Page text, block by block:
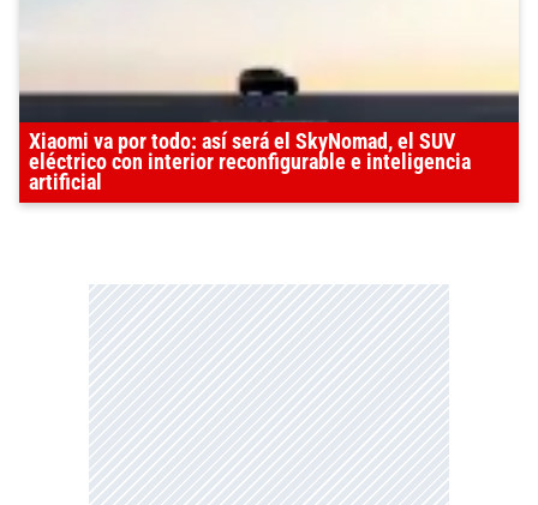
Xiaomi va por todo: así será el SkyNomad, el SUV
eléctrico con interior reconfigurable e inteligencia
artificial